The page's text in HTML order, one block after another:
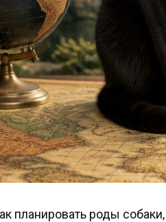
планировать роды